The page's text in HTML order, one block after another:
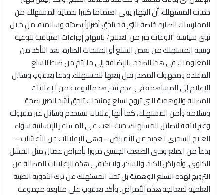
حماية المستهلك، أن الجهاز يولى اهتماما كبيرا بحماية المستهلك من
الممارسات الضارة خاصة التى قد تلحق أضراراً بصحته وسلامته، من خلال
تبنى سياسة "الوقاية خير من العلاج"، بانتهاج إجراءات استباقية لتوعية
وتنبيه المستهلك من بعض السلع أو المنتجات الضارة، بعد التأكد من
المعلومات فى هذا الصدد، بالإضافة إلى ما يتم من ضبط للسلع
المقلدة ومجهولة المصدر قبل بيعها للمستهلك. ودعا يعقوب وسائل
الإعلام إلى المساهمة فى عدم نشر هذه النوعية من الإعلانات
المضللة والوهمية التى تروج لسلع ومنتجات تلحق أشد الضرر بصحة
وسلامة وأمن المستهلك، كما أنها إعلانات تستخدم وسائل غير مقبولة
وغير لائقة لتضليل المستهلك، حيث تلعب على المشاعر الإنسانية سواء
للعلاج السحرى للعديد من الأمراض – وهى الإعلانات عن الأعشاب –
بدءاً من الصلع وحتى الضعف الجنسى مرورا بأمراض عضال مثل الفشل
الكلوى، وأمراض الكبد، والسكر، ولا تكتفى هذه الإعلانات المضللة عن
الترويج لهذه السلع الوهمية بل تحث المستهلك عن ترك الأدوية الطبية
العلمية لمعالجة هذه الأمراض. وأكد يعقوب على متابعة مجموعة